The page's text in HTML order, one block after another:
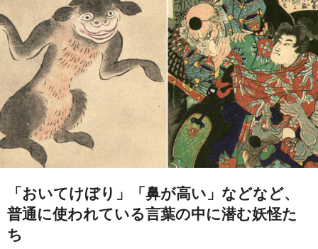
「おいてけぼり」「鼻が高い」などなど、
普通に使われている言葉の中に潜む妖怪た
ち